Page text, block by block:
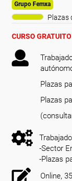
Grupo Femxa
Plazas
CURSO GRATUITO
Plazas
Plazas
-Sector
-Plazas
Online,